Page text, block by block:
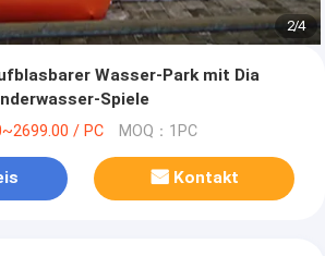
2/4
Wasser-Park mit Dia
Spiele
/ PC MOQ：1PC
Kontakt